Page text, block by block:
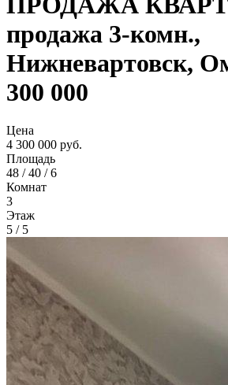
продажа 3-комн.,
Нижневартовск,
300 000
Цена
4 300 000 руб.
Площадь
48 / 40 / 6
Комнат
3
Этаж
5 / 5